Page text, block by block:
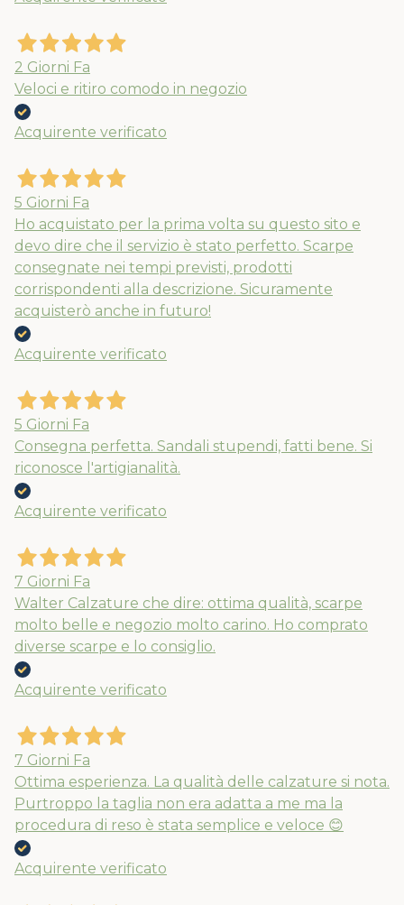
2 Giorni Fa
Veloci e ritiro comodo in negozio
Acquirente verificato
5 Giorni Fa
Ho acquistato per la prima volta su questo sito e
devo dire che il servizio è stato perfetto. Scarpe
consegnate nei tempi previsti, prodotti
corrispondenti alla descrizione. Sicuramente
acquisterò anche in futuro!
Acquirente verificato
5 Giorni Fa
Consegna perfetta. Sandali stupendi, fatti bene. Si
riconosce l'artigianalità.
Acquirente verificato
7 Giorni Fa
Walter Calzature che dire: ottima qualità, scarpe
molto belle e negozio molto carino. Ho comprato
diverse scarpe e lo consiglio.
Acquirente verificato
7 Giorni Fa
Ottima esperienza. La qualità delle calzature si nota.
Purtroppo la taglia non era adatta a me ma la
procedura di reso è stata semplice e veloce 😊
Acquirente verificato